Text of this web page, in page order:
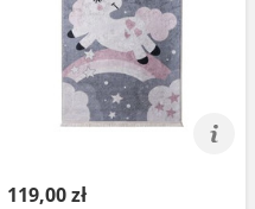
119,00 zł